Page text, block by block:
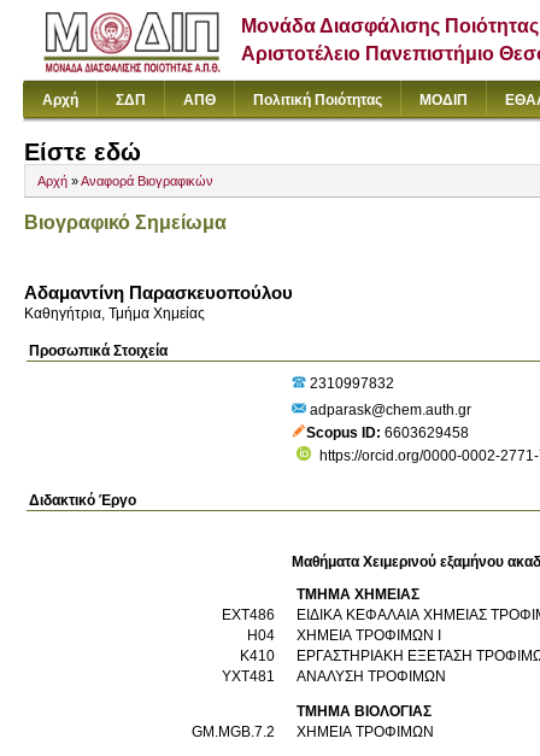
Μονάδα Διασφάλισης Ποιότητας
Αριστοτέλειο Πανεπιστήμιο
Αρχή ΣΔΠ ΑΠΘ Πολιτική Ποιότητας ΜΟΔΙΠ
Είστε εδώ
Αρχή »Αναφορά Βιογραφικών
Βιογραφικό Σημείωμα
Αδαμαντίνη Παρασκευοπούλου
Καθηγήτρια, Τμήμα Χημείας
Προσωπικά Στοιχεία
2310997832
adparask@chem.auth.gr
Scopus ID 6603629458
https://orcid.org/0000-0002-
Διδακτικό Έργο
Μαθήματα Χειμερινού εξαμήνου
ΤΜΗΜΑ ΧΗΜΕΙΑΣ
ΕΧΤ486
ΕΙΔΙΚΑ ΚΕΦΑΛΑΙΑ ΧΗΜΕΙΑΣ
Η04
ΧΗΜΕΙΑ ΤΡΟΦΙΜΩΝ Ι
Κ410
ΕΡΓΑΣΤΗΡΙΑΚΗ ΕΞΕΤΑΣΗ
ΥΧΤ481
ΑΝΑΛΥΣΗ ΤΡΟΦΙΜΩΝ
ΤΜΗΜΑ ΒΙΟΛΟΓΙΑΣ
GM.MGB.7.2
ΧΗΜΕΙΑ ΤΡΟΦΙΜΩΝ